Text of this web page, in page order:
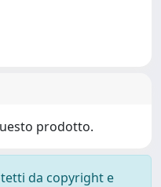
prodotto.
da copyright e